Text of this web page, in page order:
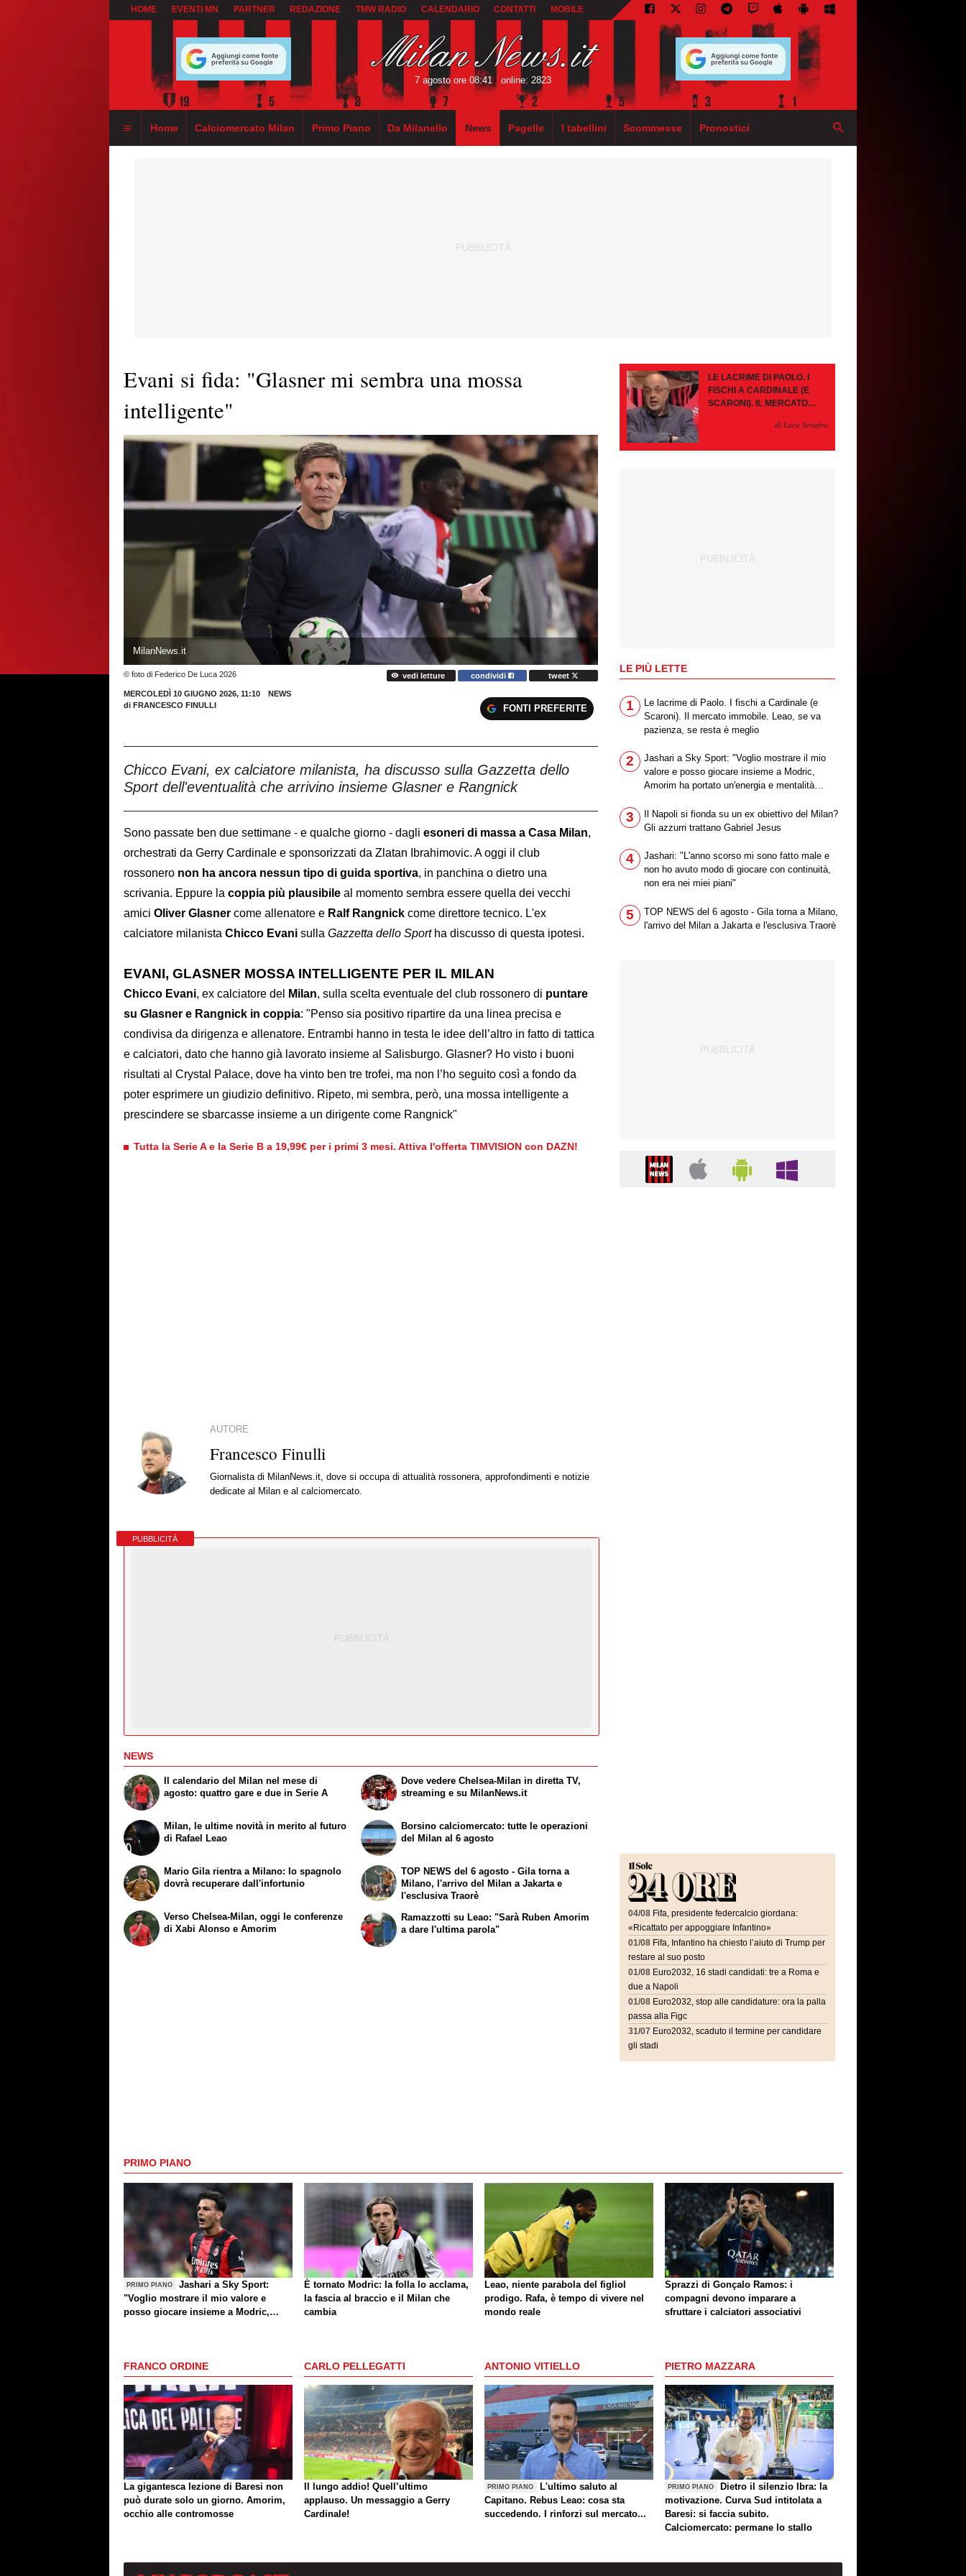
HOME EVENTI MN PARTNER REDAZIONE TMW RADIO CALENDARIO CONTATTI MOBILE
7 agosto ore 08:41 online: 2823
Home Calciomercato Milan Primo Piano Da Milanello News Pagelle I tabellini Scommesse Pronostici
Evani si fida: "Glasner mi sembra una mossa
intelligente"
MilanNews.it
© foto di Federico De Luca 2026 vedi letture condividi tweet
MERCOLEDÌ 10 GIUGNO 2026, 11:10
NEWS
di FRANCESCO FINULLI FONTI PREFERITE
Chicco Evani, ex calciatore milanista, ha discusso sulla Gazzetta dello
Sport dell'eventualità che arrivino insieme Glasner e Rangnick
Sono passate ben due settimane - e qualche giorno - dagli esoneri di massa a Casa Milan,
orchestrati da Gerry Cardinale e sponsorizzati da Zlatan Ibrahimovic. A oggi il club
rossonero non ha ancora nessun tipo di guida sportiva, in panchina o dietro una
scrivania. Eppure la coppia più plausibile al momento sembra essere quella dei vecchi
amici Oliver Glasner come allenatore e Ralf Rangnick come direttore tecnico. L'ex
calciatore milanista Chicco Evani sulla Gazzetta dello Sportha discusso di questa ipotesi.
EVANI, GLASNER MOSSA INTELLIGENTE PER IL MILAN
Chicco Evani, ex calciatore del Milan, sulla scelta eventuale del club rossonero di puntare
su Glasner e Rangnick in coppia: "Penso sia positivo ripartire da una linea precisa e
condivisa da dirigenza e allenatore. Entrambi hanno in testa le idee dell’altro in fatto di tattica
e calciatori, dato che hanno già lavorato insieme al Salisburgo. Glasner? Ho visto i buoni
risultati al Crystal Palace, dove ha vinto ben tre trofei, ma non l’ho seguito così a fondo da
poter esprimere un giudizio definitivo. Ripeto, mi sembra, però, una mossa intelligente a
prescindere se sbarcasse insieme a un dirigente come Rangnick"
Tutta la Serie A e la Serie B a 19,99€ per i primi 3 mesi. Attiva l'offerta TIMVISION con DAZN!
AUTORE
Francesco Finulli
Giornalista di MilanNews.it, dove si occupa di attualità rossonera, approfondimenti e notizie
dedicate al Milan e al calciomercato.
PUBBLICITÀ
NEWS
Il calendario del Milan nel mese di
agosto: quattro gare e due in Serie A
Milan, le ultime novità in merito al futuro
di Rafael Leao
Dove vedere Chelsea-Milan in diretta TV,
streaming e su MilanNews.it
Borsino calciomercato: tutte le operazioni
del Milan al 6 agosto
Mario Gila rientra a Milano: lo spagnolo
dovrà recuperare dall'infortunio
Verso Chelsea-Milan, oggi le conferenze
di Xabi Alonso e Amorim
TOP NEWS del 6 agosto - Gila torna a
Milano, l'arrivo del Milan a Jakarta e
l'esclusiva Traorè
Ramazzotti su Leao: "Sarà Ruben Amorim
a dare l'ultima parola"
LE LACRIME DI PAOLO. I
FISCHI A CARDINALE (E
SCARONI). IL MERCATO
PAZIENZA, SE RESTA È
di Luca Serafini
LE PIÙ LETTE
1
Le lacrime di Paolo. I fischi a Cardinale (e
Scaroni). Il mercato immobile. Leao, se va
pazienza, se resta è meglio
2
Jashari a Sky Sport: "Voglio mostrare il mio
valore e posso giocare insieme a Modric,
Amorim ha portato un'energia e mentalità
3
Il Napoli si fionda su un ex obiettivo del Milan?
Gli azzurri trattano Gabriel Jesus
4
Jashari: "L'anno scorso mi sono fatto male e
non ho avuto modo di giocare con continuità,
non era nei miei piani"
5
TOP NEWS del 6 agosto - Gila torna a Milano,
l'arrivo del Milan a Jakarta e l'esclusiva Traorè
04/08 Fifa, presidente federcalcio giordana:
«Ricattato per appoggiare Infantino»
01/08 Fifa, Infantino ha chiesto l’aiuto di Trump per
restare al suo posto
01/08 Euro2032, 16 stadi candidati: tre a Roma e
due a Napoli
01/08 Euro2032, stop alle candidature: ora la palla
passa alla Figc
31/07 Euro2032, scaduto il termine per candidare
gli stadi
PRIMO PIANO
PRIMO PIANO
Jashari a Sky Sport:
"Voglio mostrare il mio valore e
posso giocare insieme a Modric,
È tornato Modric: la folla lo acclama,
la fascia al braccio e il Milan che
cambia
Leao, niente parabola del figliol
prodigo. Rafa, è tempo di vivere nel
mondo reale
Sprazzi di Gonçalo Ramos: i
compagni devono imparare a
sfruttare i calciatori associativi
FRANCO ORDINE
La gigantesca lezione di Baresi non
può durate solo un giorno. Amorim,
occhio alle contromosse
CARLO PELLEGATTI
Il lungo addio! Quell’ultimo
applauso. Un messaggio a Gerry
Cardinale!
ANTONIO VITIELLO
PRIMO PIANO
L'ultimo saluto al
Capitano. Rebus Leao: cosa sta
succedendo. I rinforzi sul mercato...
PIETRO MAZZARA
PRIMO PIANO
Dietro il silenzio Ibra: la
motivazione. Curva Sud intitolata a
Baresi: si faccia subito.
Calciomercato: permane lo stallo